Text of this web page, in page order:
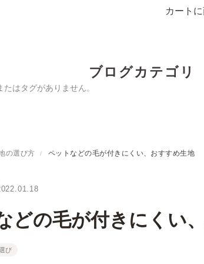
カート
ブログカテゴリ
はタグがありません。
の選び方 ペットなどの毛が付きにくい、おすすめ生地
どの毛が付きにくい
び